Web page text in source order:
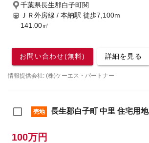
千葉県長生郡白子町関
ＪＲ外房線 / 本納駅 徒歩7,100m
141.00㎡
お問い合わせ(無料) 詳細を見る
情報提供会社: (株)ケーエス・パートナー
売地 長生郡白子町 中里 住宅用地
100万円